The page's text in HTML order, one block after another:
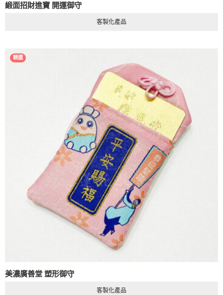
緞面招財進寶 開運御守
客製化產品
精選
美濃廣善堂 塑形御守
客製化產品